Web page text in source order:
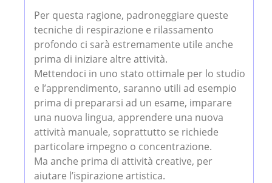
Per questa ragione, padroneggiare queste
tecniche di respirazione e rilassamento
profondo ci sarà estremamente utile anche
prima di iniziare altre attività.
Mettendoci in uno stato ottimale per lo studio
e l’apprendimento, saranno utili ad esempio
prima di prepararsi ad un esame, imparare
una nuova lingua, apprendere una nuova
attività manuale, soprattutto se richiede
particolare impegno o concentrazione.
Ma anche prima di attività creative, per
aiutare l’ispirazione artistica.